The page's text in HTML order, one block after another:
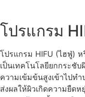
โปรแกรม
โปรแกรม HIFU (ไฮฟู่)
เป็นเทคโนโลยียกกระชั
ความเข้มข้นสูงเข้าไปท
ส่งผลให้ผิวเกิดความยืด